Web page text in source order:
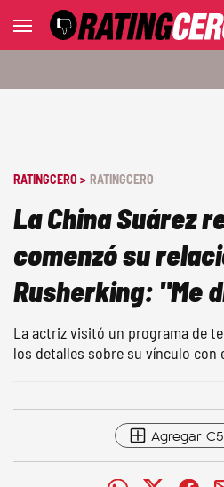
RATINGCERO > RATINGCERO
La China Suárez
comenzó su
Rusherking: "Me
La actriz visitó un programa de
los detalles sobre su vínculo con
Agregar